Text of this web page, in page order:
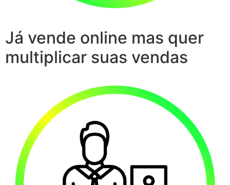
Já vende online mas quer
multiplicar suas vendas